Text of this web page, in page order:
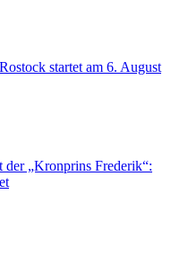
startet am 6. August
der „Kronprins Frederik“: